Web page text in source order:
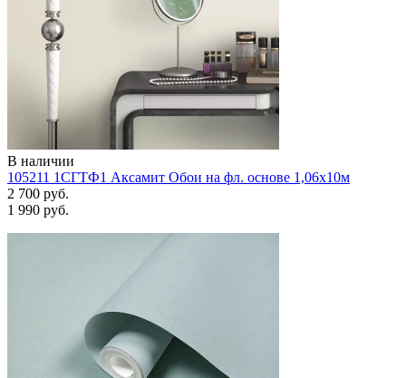
В наличии
105211 1СГТФ1 Аксамит Обои на фл. основе 1,06х10м
2 700 руб.
1 990 руб.